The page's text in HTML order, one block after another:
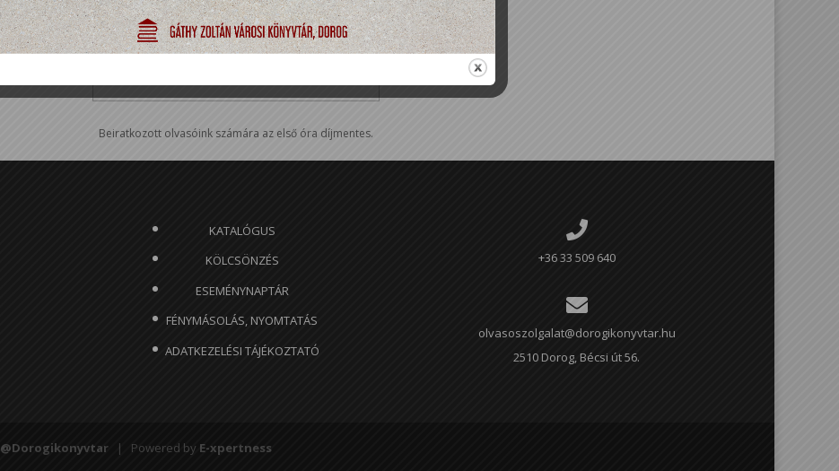
Minden megkezdett óra
Beiratkozott olvasóink számára az első óra díjmentes.
KATALÓGUS
KÖLCSÖNZÉS
ESEMÉNYNAPTÁR
FÉNYMÁSOLÁS, NYOMTATÁS
ADATKEZELÉSI TÁJÉKOZTATÓ
+36 33 509 640
olvasoszolgalat@dorogikonyvtar.hu
2510 Dorog, Bécsi út 56.
@Dorogikonyvtar | Powered by E-xpertness